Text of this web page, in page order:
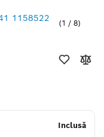
1 / 8
Inclusă